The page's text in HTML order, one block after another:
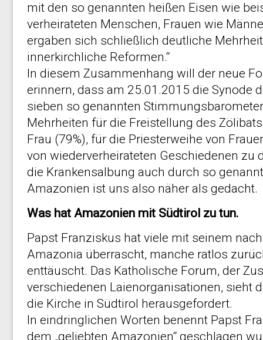
mit den so genannten heißen Eisen wie
verheirateten Menschen, Frauen wie
ergaben sich schließlich deutliche
innerkirchliche Reformen.“
In diesem Zusammenhang will der neue
erinnern, dass am 25.01.2015 die Synode
sieben so genannten
Mehrheiten für die Freistellung des
Frau (79%), für die Priesterweihe von
von wiederverheirateten Geschiedenen zu
die Krankensalbung auch durch so
Amazonien ist uns also näher als gedacht.
Was hat Amazonien mit Südtirol zu tun.
Papst Franziskus hat viele mit seinem
Amazonia überrascht, manche ratlos
enttäuscht. Das Katholische Forum, der
verschiedenen Laienorganisationen, sieht
die Kirche in Südtirol herausgefordert.
In eindringlichen Worten benennt Papst
dem „geliebten Amazonien“ geschlagen